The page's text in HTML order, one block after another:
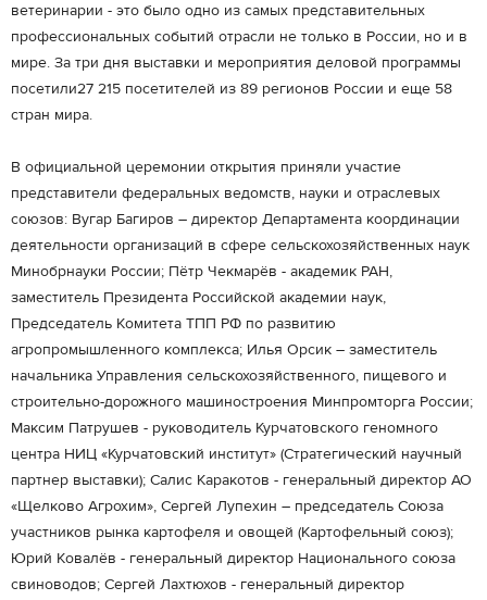
ветеринарии - это было одно из самых представительных
профессиональных событий отрасли не только в России, но и в
мире. За три дня выставки и мероприятия деловой программы
посетили27 215 посетителей из 89 регионов России и еще 58
стран мира.
В официальной церемонии открытия приняли участие
представители федеральных ведомств, науки и отраслевых
союзов: Вугар Багиров – директор Департамента координации
деятельности организаций в сфере сельскохозяйственных наук
Минобрнауки России; Пётр Чекмарёв - академик РАН,
заместитель Президента Российской академии наук,
Председатель Комитета ТПП РФ по развитию
агропромышленного комплекса; Илья Орсик – заместитель
начальника Управления сельскохозяйственного, пищевого и
строительно-дорожного машиностроения Минпромторга России;
Максим Патрушев - руководитель Курчатовского геномного
центра НИЦ «Курчатовский институт» (Стратегический научный
партнер выставки); Салис Каракотов - генеральный директор АО
«Щелково Агрохим», Сергей Лупехин – председатель Союза
участников рынка картофеля и овощей (Картофельный союз);
Юрий Ковалёв - генеральный директор Национального союза
свиноводов; Сергей Лахтюхов - генеральный директор